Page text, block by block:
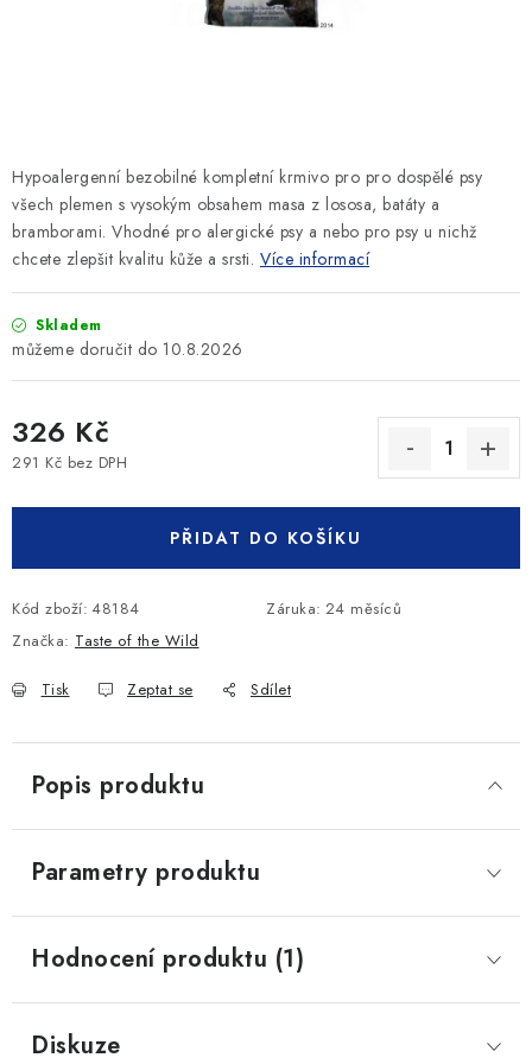
Hypoalergenní bezobilné kompletní krmivo pro pro dospělé psy
všech plemen s vysokým obsahem masa z lososa, batáty a
bramborami. Vhodné pro alergické psy a nebo pro psy u nichž
chcete zlepšit kvalitu kůže a srsti. Více informací
Skladem
10.8.2026
326 Kč
291 Kč bez DPH
PŘIDAT DO KOŠÍKU
Kód zboží: 48184 Záruka: 24 měsíců
Značka: Taste of the Wild
Tisk Zeptat se Sdílet
Popis produktu
Parametry produktu
Hodnocení produktu (1)
Diskuze